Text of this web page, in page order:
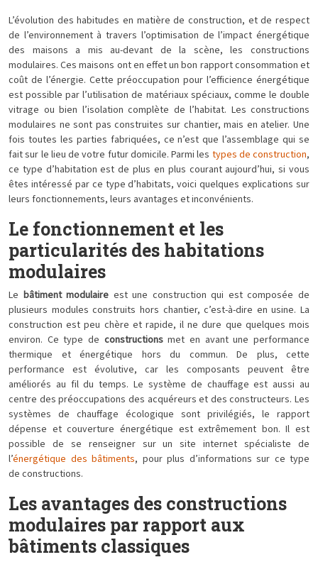
L’évolution des habitudes en matière de construction, et de respect
de l’environnement à travers l’optimisation de l’impact énergétique
des maisons a mis au-devant de la scène, les constructions
modulaires. Ces maisons ont en effet un bon rapport consommation et
coût de l’énergie. Cette préoccupation pour l’efficience énergétique
est possible par l’utilisation de matériaux spéciaux, comme le double
vitrage ou bien l’isolation complète de l’habitat. Les constructions
modulaires ne sont pas construites sur chantier, mais en atelier. Une
fois toutes les parties fabriquées, ce n’est que l’assemblage qui se
fait sur le lieu de votre futur domicile. Parmi les types de construction,
ce type d’habitation est de plus en plus courant aujourd’hui, si vous
êtes intéressé par ce type d’habitats, voici quelques explications sur
leurs fonctionnements, leurs avantages et inconvénients.
Le fonctionnement et les
particularités des habitations
modulaires
Le bâtiment modulaire est une construction qui est composée de
plusieurs modules construits hors chantier, c’est-à-dire en usine. La
construction est peu chère et rapide, il ne dure que quelques mois
environ. Ce type de constructionsmet en avant une performance
thermique et énergétique hors du commun. De plus, cette
performance est évolutive, car les composants peuvent être
améliorés au fil du temps. Le système de chauffage est aussi au
centre des préoccupations des acquéreurs et des constructeurs. Les
systèmes de chauffage écologique sont privilégiés, le rapport
dépense et couverture énergétique est extrêmement bon. Il est
possible de se renseigner sur un site internet spécialiste de
l’énergétique des bâtiments, pour plus d’informations sur ce type
de constructions.
Les avantages des constructions
modulaires par rapport aux
bâtiments classiques